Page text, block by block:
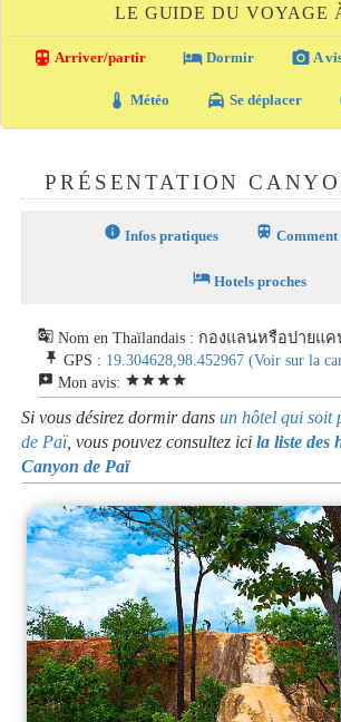
LE GUIDE DU VOYAGE
directions_transit Arriver/partir local_hotel Dormir photo_camera A
thermostat Météo local_taxi Se déplacer
PRÉSENTATION
info Infos pratiques train
hotel Hotels proches
g_translate Nom en Thaïlandais : กองแลนหรือปายแ
push_pin GPS : 19.304628,98.452967 (Voir sur la
reviews Mon avis: starstarstarstar
Si vous désirez dormir dansun hôtel qui soit
de Paï, vous pouvez consultez icila liste des
Canyon de Paï